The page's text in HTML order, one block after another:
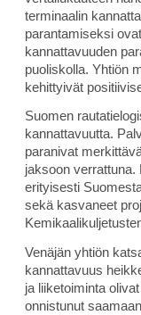
terminaalin
parantamiseksi
kannattavuuden
puoliskolla. Yhtiön
kehittyivät
Suomen
kannattavuutta.
paranivat
jaksoon verrattuna.
erityisesti
sekä kasvaneet
Venäjän yhtiön
kannattavuus
ja liiketoiminta
onnistunut